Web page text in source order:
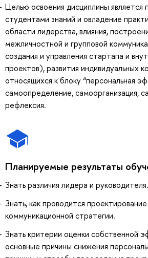
Целью освоения дисциплины является
студентами знаний и овладение
области лидерства, влияния,
межличностной и групповой
создания и управления стартапа и
проектов), развития индивидуальных
относящихся к блоку “персональная
самоопределение, самоорганизация,
рефлексия.
Планируемые результаты
Знать различия лидера и руководителя.
Знать, как проводится
коммуникационной стратегии.
Знать критерии оценки собственной
основные причины снижения